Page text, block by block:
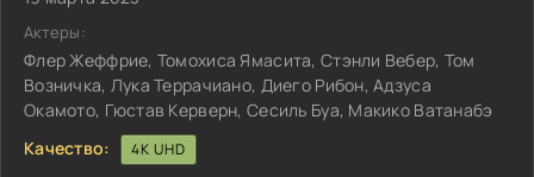
Актеры:
Флер Жеффрие, Томохиса Ямасита, Стэнли Вебер, Том
Возничка, Лука Террачиано, Диего Рибон, Адзуса
Окамото, Гюстав Керверн, Сесиль Буа, Макико Ватанабэ
Качество:
4K UHD